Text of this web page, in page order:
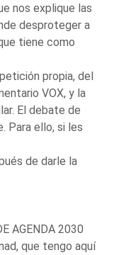
nos explique las
desproteger a
tiene como
propia, del
VOX, y la
El debate de
Para ello, si les
de darle la
AGENDA 2030
que tengo aquí